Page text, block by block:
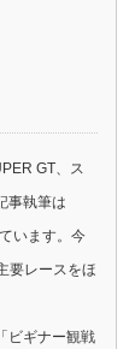
GT、ス
事執筆は
います。今
要レースをほ
ビギナー観戦